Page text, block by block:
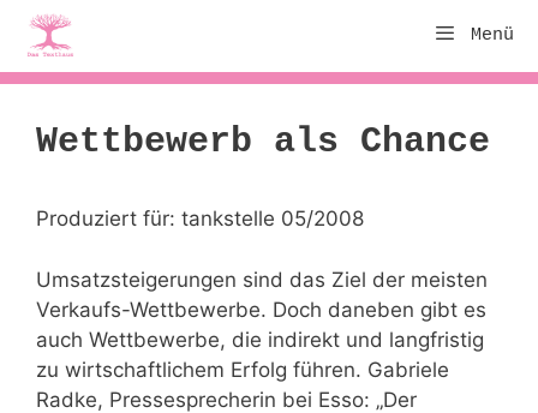
Zum
Inhalt
springen
Menü
Wettbewerb als Chance
Produziert für: tankstelle 05/2008
Umsatzsteigerungen sind das Ziel der meisten
Verkaufs-Wettbewerbe. Doch daneben gibt es
auch Wettbewerbe, die indirekt und langfristig
zu wirtschaftlichem Erfolg führen. Gabriele
Radke, Pressesprecherin bei Esso: „Der